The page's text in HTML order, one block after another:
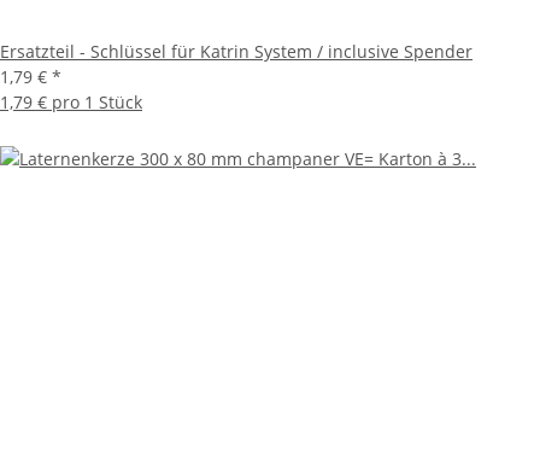
Ersatzteil - Schlüssel für Katrin System / inclusive Spender
1,79 € *
1,79 € pro 1 Stück